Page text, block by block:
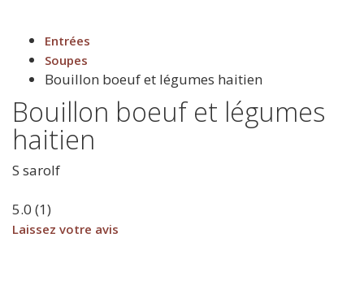
Entrées
Soupes
Bouillon boeuf et légumes haitien
Bouillon boeuf et légumes
haitien
S sarolf
5.0 (1)
Laissez votre avis